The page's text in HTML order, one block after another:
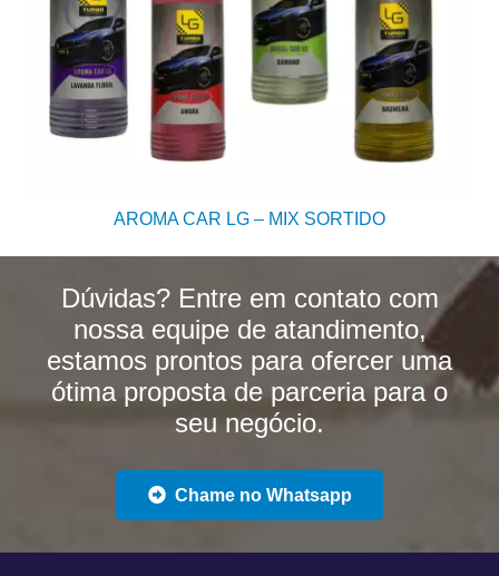
AROMA CAR LG – MIX SORTIDO
Dúvidas? Entre em contato com
nossa equipe de atandimento,
estamos prontos para ofercer uma
ótima proposta de parceria para o
seu negócio.
Chame no Whatsapp